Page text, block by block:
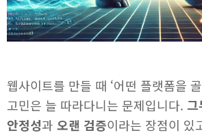
웹사이트를 만들 때 ‘어떤 플랫폼을
고민은 늘 따라다니는 문제입니다.
안정성과 오랜 검증이라는 장점이 있